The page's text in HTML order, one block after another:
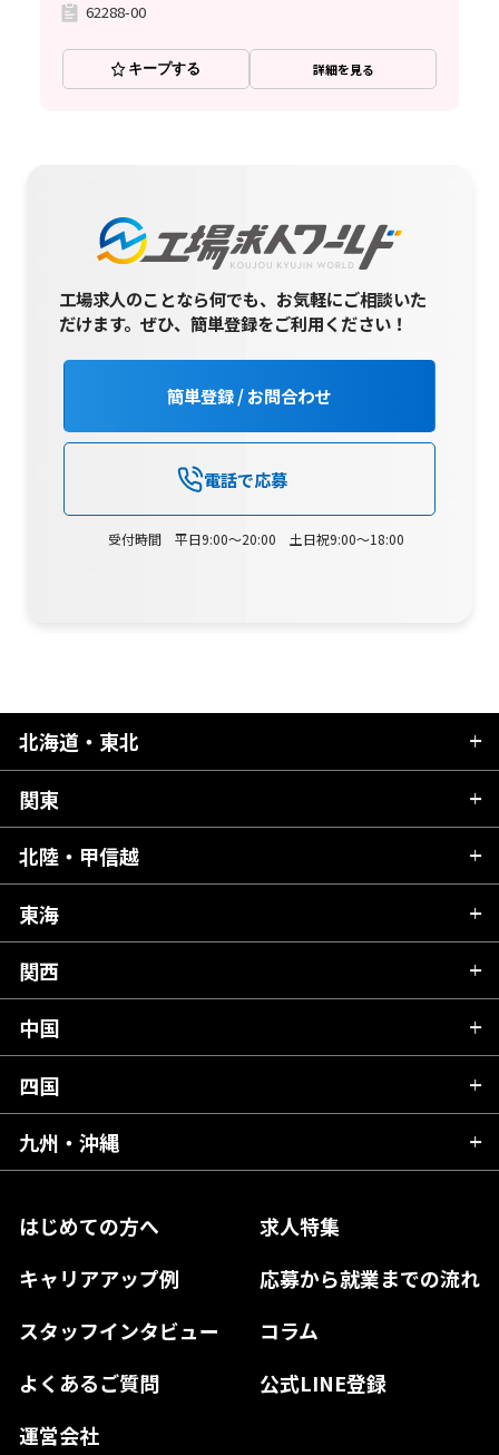
62288-00
キープする 詳細を見る
工場求人のことなら何でも、お気軽にご相談いた
だけます。ぜひ、簡単登録をご利用ください！
簡単登録 / お問合わせ
電話で応募
受付時間 平日9:00～20:00 土日祝9:00～18:00
はじめての方へ
求人特集
キャリアアップ例
応募から就業までの流れ
スタッフインタビュー
コラム
よくあるご質問
公式LINE登録
運営会社
北海道・東北
北海道
青森県
秋田県
岩手県
宮城県
福島県
関東
茨城県
栃木県
群馬県
千葉県
東京都
神奈川県
北陸・甲信越
新潟県
富山県
石川県
山梨県
長野県
東海
岐阜県
静岡県
愛知県
関西
滋賀県
京都府
大阪府
奈良県
和歌山県
中国
広島県
岡山県
島根県
山口県
四国
愛媛県
徳島県
九州・沖縄
熊本県